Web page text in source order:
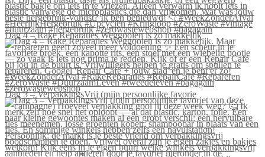
Dag 4 – Rake Reparaties Weggooien is zo makkelijk
Dag 3 – VerpakkingsVrij (mijn persoonlijke favorie